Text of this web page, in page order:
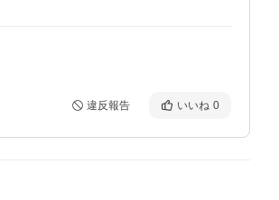
違反報告 いいね 0